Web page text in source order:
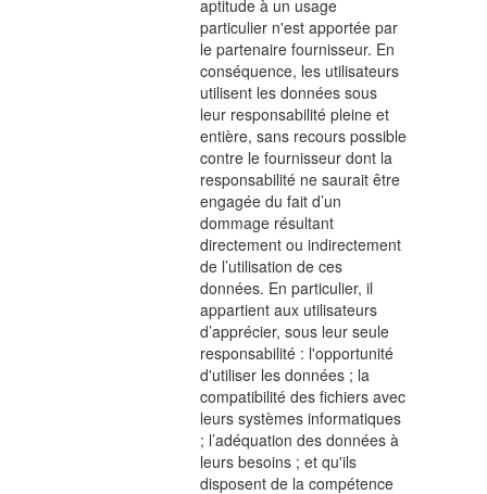
aptitude à un usage
particulier n'est apportée par
le partenaire fournisseur. En
conséquence, les utilisateurs
utilisent les données sous
leur responsabilité pleine et
entière, sans recours possible
contre le fournisseur dont la
responsabilité ne saurait être
engagée du fait d’un
dommage résultant
directement ou indirectement
de l’utilisation de ces
données. En particulier, il
appartient aux utilisateurs
d’apprécier, sous leur seule
responsabilité : l'opportunité
d'utiliser les données ; la
compatibilité des fichiers avec
leurs systèmes informatiques
; l’adéquation des données à
leurs besoins ; et qu'ils
disposent de la compétence